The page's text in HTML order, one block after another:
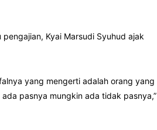
Kyai Marsudi Syuhud ajak
yang mengerti adalah orang yang
pasnya mungkin ada tidak pasnya,”